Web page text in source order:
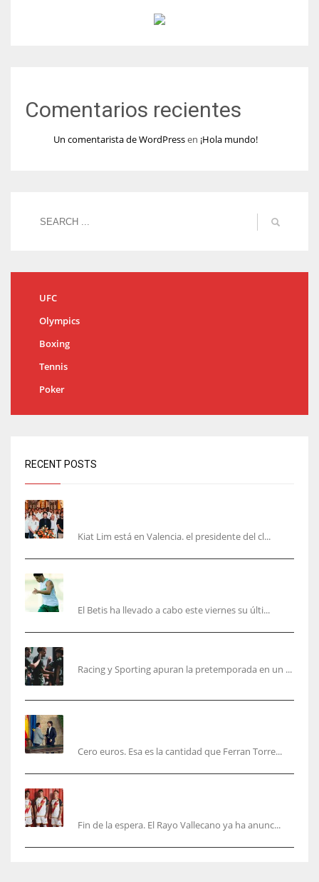
Comentarios recientes
Un comentarista de WordPressen ¡Hola mundo!
UFC
Olympics
Boxing
Tennis
Poker
RECENT POSTS
Kiat Lim está en Valencia. el presidente del cl...
El Betis ha llevado a cabo este viernes su últi...
Racing y Sporting apuran la pretemporada en un ...
Cero euros. Esa es la cantidad que Ferran Torre...
Fin de la espera. El Rayo Vallecano ya ha anunc...